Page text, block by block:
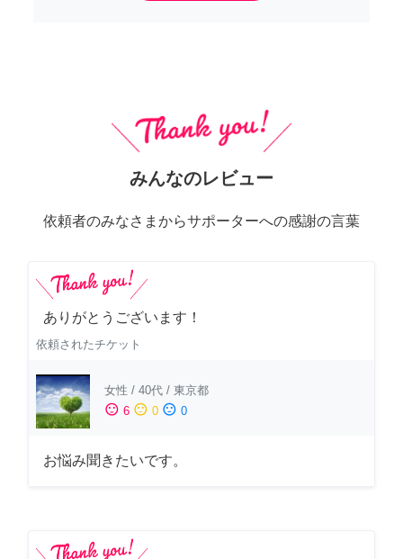
みんなのレビュー
依頼者のみなさまからサポーターへの感謝の言葉
ありがとうございます！
依頼されたチケット
女性 / 40代 / 東京都
sentiment_satisfied 6 sentiment_neutral 0 sentiment_dissatisfied 0
お悩み聞きたいです。